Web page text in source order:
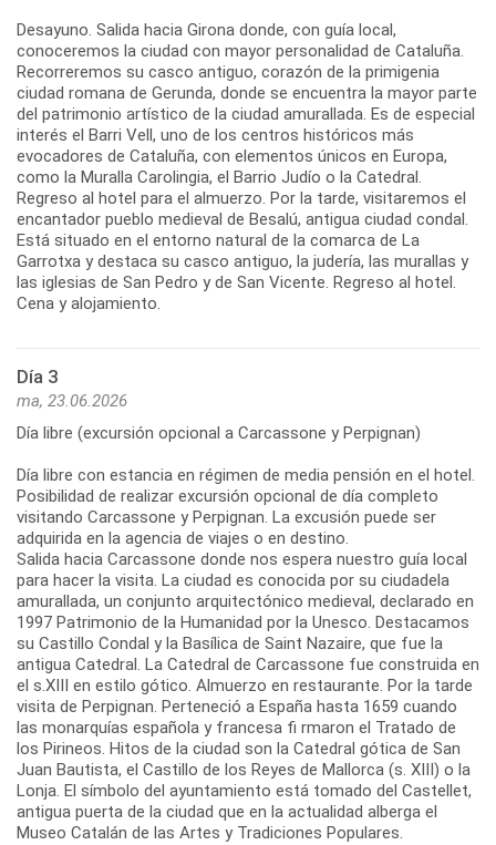
Desayuno. Salida hacia Girona donde, con guía local,
conoceremos la ciudad con mayor personalidad de Cataluña.
Recorreremos su casco antiguo, corazón de la primigenia
ciudad romana de Gerunda, donde se encuentra la mayor parte
del patrimonio artístico de la ciudad amurallada. Es de especial
interés el Barri Vell, uno de los centros históricos más
evocadores de Cataluña, con elementos únicos en Europa,
como la Muralla Carolingia, el Barrio Judío o la Catedral.
Regreso al hotel para el almuerzo. Por la tarde, visitaremos el
encantador pueblo medieval de Besalú, antigua ciudad condal.
Está situado en el entorno natural de la comarca de La
Garrotxa y destaca su casco antiguo, la judería, las murallas y
las iglesias de San Pedro y de San Vicente. Regreso al hotel.
Cena y alojamiento.
Día 3
ma, 23.06.2026
Día libre (excursión opcional a Carcassone y Perpignan)
Día libre con estancia en régimen de media pensión en el hotel.
Posibilidad de realizar excursión opcional de día completo
visitando Carcassone y Perpignan. La excusión puede ser
adquirida en la agencia de viajes o en destino.
Salida hacia Carcassone donde nos espera nuestro guía local
para hacer la visita. La ciudad es conocida por su ciudadela
amurallada, un conjunto arquitectónico medieval, declarado en
1997 Patrimonio de la Humanidad por la Unesco. Destacamos
su Castillo Condal y la Basílica de Saint Nazaire, que fue la
antigua Catedral. La Catedral de Carcassone fue construida en
el s.XIII en estilo gótico. Almuerzo en restaurante. Por la tarde
visita de Perpignan. Perteneció a España hasta 1659 cuando
las monarquías española y francesa fi rmaron el Tratado de
los Pirineos. Hitos de la ciudad son la Catedral gótica de San
Juan Bautista, el Castillo de los Reyes de Mallorca (s. XIII) o la
Lonja. El símbolo del ayuntamiento está tomado del Castellet,
antigua puerta de la ciudad que en la actualidad alberga el
Museo Catalán de las Artes y Tradiciones Populares.